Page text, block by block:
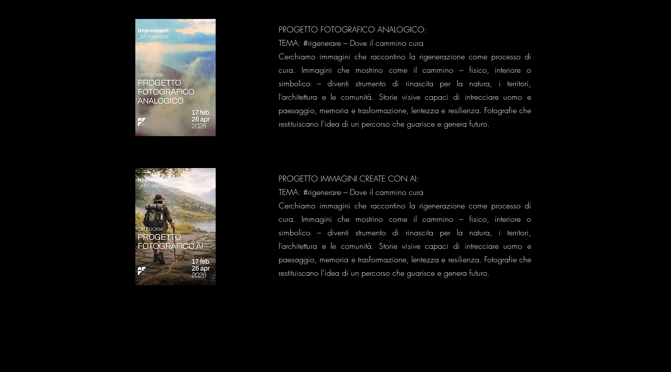
PROGETTO FOTOGRAFICO ANALOGICO:
TEMA: #rigenerare – Dove il cammino cura
Cerchiamo immagini che raccontino la rigenerazione come processo di
cura. Immagini che mostrino come il cammino – fisico, interiore o
simbolico – diventi strumento di rinascita per la natura, i territori,
l’architettura e le comunità. Storie visive capaci di intrecciare uomo e
paesaggio, memoria e trasformazione, lentezza e resilienza. Fotografie che
restituiscano l’idea di un percorso che guarisce e genera futuro.
PROGETTO IMMAGINI CREATE CON AI:
TEMA: #rigenerare – Dove il cammino cura
Cerchiamo immagini che raccontino la rigenerazione come processo di
cura. Immagini che mostrino come il cammino – fisico, interiore o
simbolico – diventi strumento di rinascita per la natura, i territori,
l’architettura e le comunità. Storie visive capaci di intrecciare uomo e
paesaggio, memoria e trasformazione, lentezza e resilienza. Fotografie che
restituiscano l’idea di un percorso che guarisce e genera futuro.